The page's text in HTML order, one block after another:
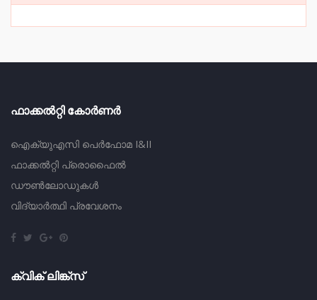
ഫാക്കൽറ്റി കോർണർ
ഐക്യുഎസി പെർഫോമ I&II
ഫാക്കൽറ്റി പ്രൊഫൈൽ
ഡൗൺലോഡുകൾ
വിദ്യാര്‍ത്ഥി പ്രവേശനം
ക്വിക് ലിങ്ക്സ്